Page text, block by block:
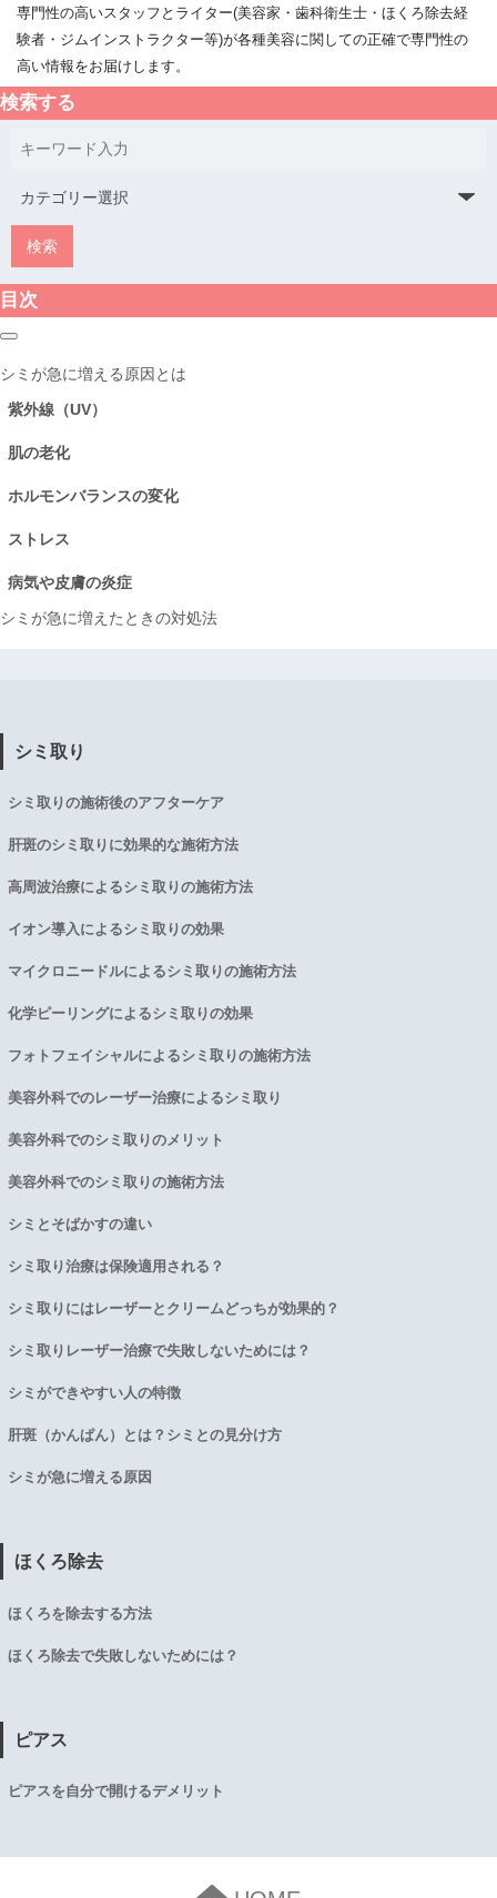
専門性の高いスタッフとライター(美容家・歯科衛生士・ほくろ除去経
験者・ジムインストラクター等)が各種美容に関しての正確で専門性の
高い情報をお届けします。
検索する
目次
シミが急に増える原因とは
紫外線（UV）
肌の老化
ホルモンバランスの変化
ストレス
病気や皮膚の炎症
シミが急に増えたときの対処法
シミ取り
シミ取りの施術後のアフターケア
肝斑のシミ取りに効果的な施術方法
高周波治療によるシミ取りの施術方法
イオン導入によるシミ取りの効果
マイクロニードルによるシミ取りの施術方法
化学ピーリングによるシミ取りの効果
フォトフェイシャルによるシミ取りの施術方法
美容外科でのレーザー治療によるシミ取り
美容外科でのシミ取りのメリット
美容外科でのシミ取りの施術方法
シミとそばかすの違い
シミ取り治療は保険適用される？
シミ取りにはレーザーとクリームどっちが効果的？
シミ取りレーザー治療で失敗しないためには？
シミができやすい人の特徴
肝斑（かんぱん）とは？シミとの見分け方
シミが急に増える原因
ほくろ除去
ほくろを除去する方法
ほくろ除去で失敗しないためには？
ピアス
ピアスを自分で開けるデメリット